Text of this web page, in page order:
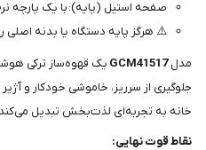
صفحه استیل (پایه): با یک پارچه
⚠️ هرگز پایه دستگاه یا بدنه اصلی
مدلGCM41517 یک قهوه‌ساز ترکی
جلوگیری از سرریز، خاموشی خودکار و
خانه به تجربه‌ای لذت‌بخش تبدیل
نقاط قوت نهایی: